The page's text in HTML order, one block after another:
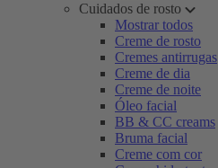
Cuidados de rosto
Mostrar todos
Creme de rosto
Cremes antirrugas
Creme de dia
Creme de noite
Óleo facial
BB & CC creams
Bruma facial
Creme com cor